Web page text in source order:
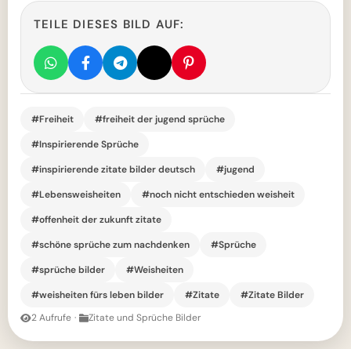
TEILE DIESES BILD AUF:
#Freiheit
#freiheit der jugend sprüche
#Inspirierende Sprüche
#inspirierende zitate bilder deutsch
#jugend
#Lebensweisheiten
#noch nicht entschieden weisheit
#offenheit der zukunft zitate
#schöne sprüche zum nachdenken
#Sprüche
#sprüche bilder
#Weisheiten
#weisheiten fürs leben bilder
#Zitate
#Zitate Bilder
2 Aufrufe · Zitate und Sprüche Bilder